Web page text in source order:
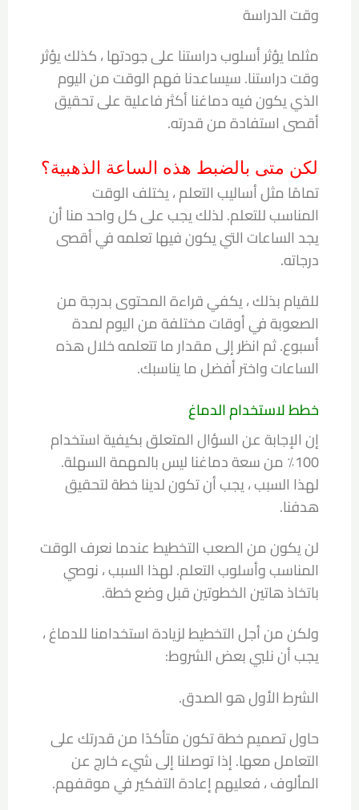
وقت الدراسة
مثلما يؤثر أسلوب دراستنا على جودتها ، كذلك يؤثر
وقت دراستنا. سيساعدنا فهم الوقت من اليوم
الذي يكون فيه دماغنا أكثر فاعلية على تحقيق
أقصى استفادة من قدرته.
لكن متى بالضبط هذه الساعة الذهبية؟
تمامًا مثل أساليب التعلم ، يختلف الوقت
المناسب للتعلم. لذلك يجب على كل واحد منا أن
يجد الساعات التي يكون فيها تعلمه في أقصى
درجاته.
للقيام بذلك ، يكفي قراءة المحتوى بدرجة من
الصعوبة في أوقات مختلفة من اليوم لمدة
أسبوع. ثم انظر إلى مقدار ما تتعلمه خلال هذه
الساعات واختر أفضل ما يناسبك.
خطط لاستخدام الدماغ
إن الإجابة عن السؤال المتعلق بكيفية استخدام
100٪ من سعة دماغنا ليس بالمهمة السهلة.
لهذا السبب ، يجب أن تكون لدينا خطة لتحقيق
هدفنا.
لن يكون من الصعب التخطيط عندما نعرف الوقت
المناسب وأسلوب التعلم. لهذا السبب ، نوصي
باتخاذ هاتين الخطوتين قبل وضع خطة.
ولكن من أجل التخطيط لزيادة استخدامنا للدماغ ،
يجب أن نلبي بعض الشروط:
الشرط الأول هو الصدق.
حاول تصميم خطة تكون متأكدًا من قدرتك على
التعامل معها. إذا توصلنا إلى شيء خارج عن
المألوف ، فعليهم إعادة التفكير في موقفهم.